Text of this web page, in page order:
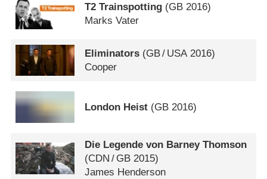
T2 Trainspotting (GB 2016)
Marks Vater
Eliminators (GB/ USA2016)
Cooper
London Heist (GB 2016)
Die Legende von Barney Thomson
(CDN / GB 2015)
James Henderson